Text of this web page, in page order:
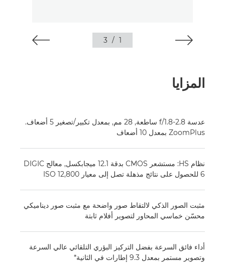
1
/
3
المزايا
عدسة f/1.8-2.8 ساطعة, 28 مم, بمعدل تكبير/تصغير 5 أضعاف.
ZoomPlus بمعدل 10 أضعاف
نظام HS: مستشعر CMOS بدقة 12.1 ميجابكسل, معالج DIGIC
6 للحصول على نتائج مذهلة تصل إلى معيار ISO 12,800
مثبت الصور الذكي لالتقاط صور واضحة مع مثبت صور ديناميكي
محسّن خماسي المحاور لتصوير أفلام ثابتة
أداء فائق السرعة بفضل التركيز البؤري التلقائي عالي السرعة
وتصوير مستمر بمعدل 9.3 إطارات في الثانية*